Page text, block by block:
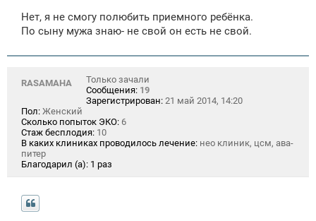
Нет, я не смогу полюбить приемного ребёнка.
По сыну мужа знаю- не свой он есть не свой.
RASAMAHA
Только зачали
Сообщения: 19
Зарегистрирован: 21 май 2014, 14:20
Пол: Женский
Сколько попыток ЭКО: 6
Стаж бесплодия: 10
В каких клиниках проводилось лечение: нео клиник, цсм, ава-
питер
Благодарил (а): 1 раз